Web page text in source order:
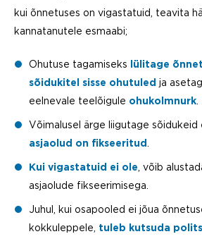
kui õnnetuses on vigastatuid, teavita
kannatanutele esmaabi;
Ohutuse tagamiseks lülitage
sõidukitel sisse ohutuled ja
eelnevale teelõigule ohukolmnurk
Võimalusel ärge liigutage sõidukeid
asjaolud on fikseeritud
Kui vigastatuid ei ole , võib
asjaolude fikseerimisega.
Juhul, kui osapooled ei jõua
kokkuleppele, tuleb kutsuda